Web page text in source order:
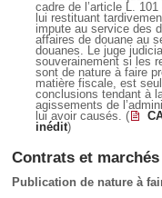
cadre de l’article L.
lui restituant
impute au service des
affaires de douane au
douanes. Le juge
souverainement si les
sont de nature à faire
matière fiscale, est
conclusions tendant à
agissements de
lui avoir causés. (
inédit)
Contrats et
Publication de nature à